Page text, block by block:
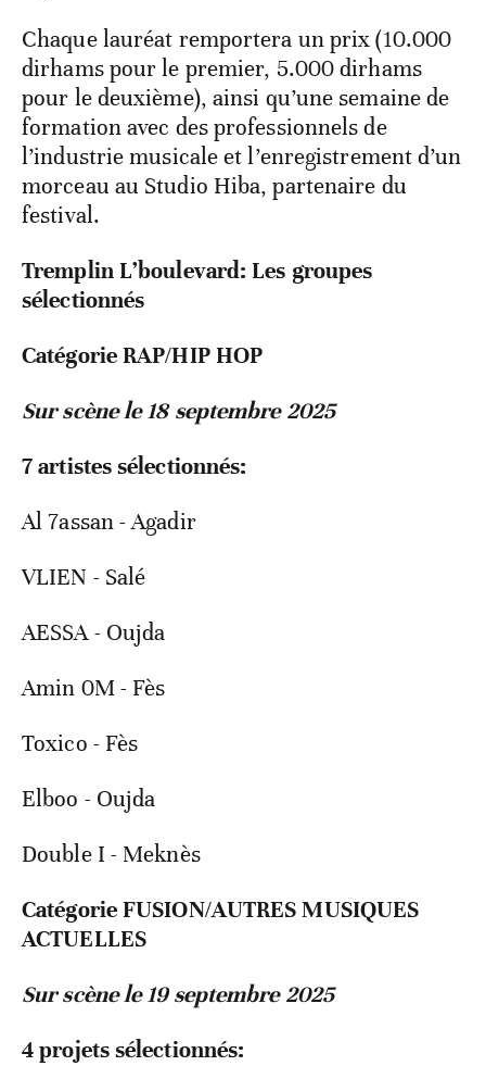
Chaque lauréat remportera un prix (10.000
dirhams pour le premier, 5.000 dirhams
pour le deuxième), ainsi qu’une semaine de
formation avec des professionnels de
l’industrie musicale et l’enregistrement d’un
morceau au Studio Hiba, partenaire du
festival.
Tremplin L’boulevard: Les groupes
sélectionnés
Catégorie RAP/HIP HOP
Sur scène le 18 septembre 2025
7 artistes sélectionnés:
Al 7assan - Agadir
VLIEN - Salé
AESSA - Oujda
Amin 0M - Fès
Toxico - Fès
Elboo - Oujda
Double I - Meknès
Catégorie FUSION/AUTRES MUSIQUES
ACTUELLES
Sur scène le 19 septembre 2025
4 projets sélectionnés: